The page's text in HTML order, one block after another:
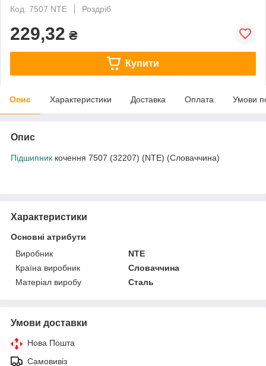
Код: 7507 NTE
Роздріб
229,32 ₴
Купити
Опис Характеристики Доставка Оплата Умови
Опис
Підшипник кочення 7507 (32207) (NTE) (Словаччина)
Характеристики
Основні атрибути
Виробник
NTE
Країна виробник
Словаччина
Матеріал виробу
Сталь
Умови доставки
Нова Пошта
Самовивіз